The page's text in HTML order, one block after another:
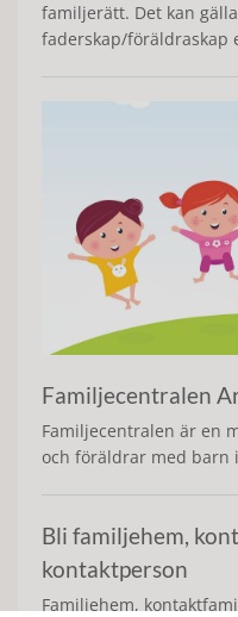
familjerätt. Det kan
faderskap/föräldraskap
Familjecentralen
Familjecentralen är en
och föräldrar med barn
Bli familjehem,
kontaktperson
Familjehem,